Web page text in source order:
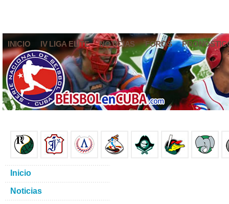
INICIO IV LIGA ELITE NOTICIAS FOROS
Inicio
Noticias